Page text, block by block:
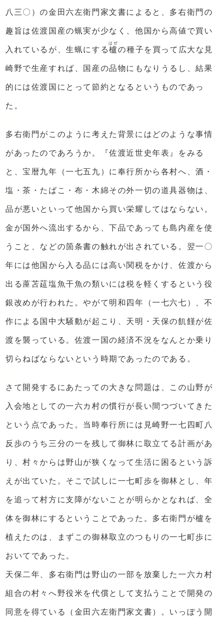
八三〇）の金田六左衛門家文書によると、多右衛門の
趣旨は佐渡国産の蝋実が少なく、他国から高値で買い
入れているが、生蝋にする櫨
はぜ
の種子を買って広大な見
崎野で生産すれば、国産の品物にもなりうるし、結果
的には佐渡国にとって節約となるというものであっ
た。
多右衛門がこのように考えた背景にはどのような事情
があったのであろうか。『佐渡近世史年表』をみる
と、宝暦九年（一七五九）に奉行所から各村へ、酒・
塩・茶・たばこ・布・木綿その外一切の道具器物は、
品が悪いといって他国から買い栄耀してはならない。
金が国外へ流出するから、下品であっても島内産を使
うこと、などの箇条書の触れが出されている。翌一〇
年には他国から入る品には高い関税をかけ、佐渡から
出る蓙苫莚塩魚干魚の類いには税を軽くするという役
銀改めが行われた。やがて明和四年（一七六七）、不
作による国中大騒動が起こり、天明・天保の飢饉が佐
渡を襲っている。佐渡一国の経済不況をなんとか乗り
切らねばならないという時期であったのである。
さて開発するにあたっての大きな問題は、この山野が
入会地としての一六カ村の慣行が長い間つづいてきた
という点であった。当時奉行所には見崎野一七四町八
反歩のうち三分の一を残して御林に取立てる計画があ
り、村々からは野山が狭くなって生活に困るという訴
えが出ていた。そこで試しに一七町歩を御林とし、年
を追って村方に支障がないことが明らかとなれば、全
体を御林にするということであった。多右衛門が櫨を
植えたのは、まずこの御林取立のつもりの一七町歩に
おいてであった。
天保二年、多右衛門は野山の一部を放棄した一六カ村
組合の村々へ野役米を代償として支払うことで開発の
同意を得ている（金田六左衛門家文書）。いっぽう開